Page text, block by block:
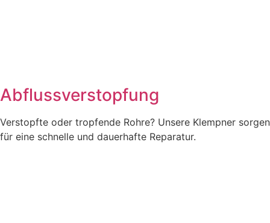
Abflussverstopfung
Verstopfte oder tropfende Rohre? Unsere Klempner sorgen
für eine schnelle und dauerhafte Reparatur.